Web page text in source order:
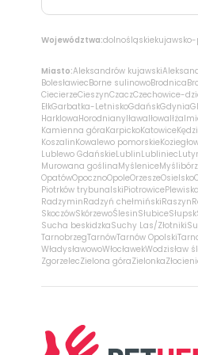
Województwa:dolnośląskie
Miasto:Aleksandrów kujawski
BolesławiecBorne sulinowoBrodnica
CiecierzeCieszynCzaczCzechowice-
EłkGarbatka-LetniskoGdańskGdynia
HarklowaHorodnianyIławaIłowaIłża
Kamienna góraKarpickoKatowice
KoszalinKowalewo pomorskie
Lublewo GdańskieLublinLubliniec
Murowana goślinaMyśleniceMyślibórz
OpatówOpocznoOpoleOrzeszeOsielsko
Piotrków trybunalskiPiotrowicePlewiska
RadzyminRadzyń chełmińskiRaszyn
SkoczówSkórzewoŚlesinSłubiceSłupsk
Sucha beskidzkaSuchy Las/Złotniki
TarnobrzegTarnówTarnów Opolski
WładysławowoWłocławekWodzisław
ZgorzelecZielona góraZielonka